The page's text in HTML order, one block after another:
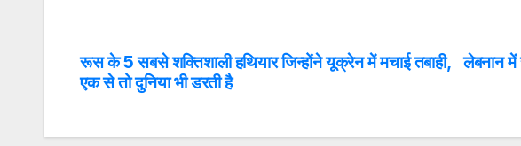
Post
लेबनान में
रूस के 5 सबसे शक्तिशाली हथियार जिन्होंने यूक्रेन में मचाई तबाही,
एक से तो दुनिया भी डरती है